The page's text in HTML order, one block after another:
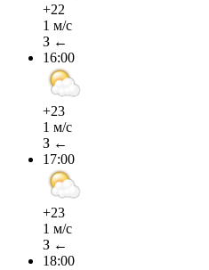
+22
1 м/с
З ←
16:00
+23
1 м/с
З ←
17:00
+23
1 м/с
З ←
18:00